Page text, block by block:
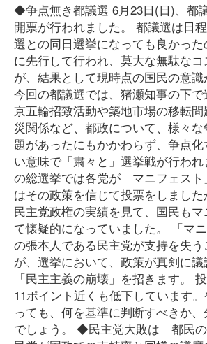
◆争点無き都議選 6月23日(日)、都
開票が行われました。 都議選は日
選との同日選挙になっても良かっ
に先行して行われ、莫大な無駄な
が、結果として現時点の国民の意識
今回の都議選では、猪瀬知事の下
京五輪招致活動や築地市場の移転
災関係など、都政について、様々
題があったにもかかわらず、争点
い意味で「粛々と」選挙戦が行わ
の総選挙では各党が「マニフェス
はその政策を信じて投票をしまし
民主党政権の実績を見て、国民も
て懐疑的になっていました。 「マ
の張本人である民主党が支持を失
が、選挙において、政策が真剣に
「民主主義の崩壊」を招きます。
11ポイント近くも低下しています
っても、何を基準に判断すべきか
でしょう。 ◆民主党大敗は「都民